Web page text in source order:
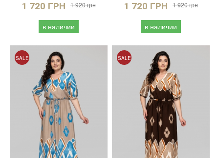
1 720 ГРН 1 920 грн
в наличии
1 720 ГРН 1 920 грн
в наличии
SALE SALE